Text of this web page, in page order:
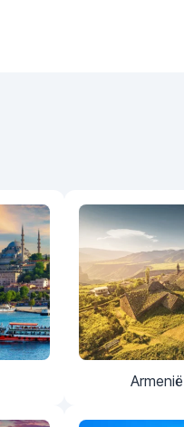
Armenië